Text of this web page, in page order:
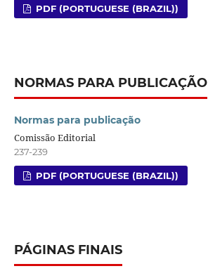
PDF (PORTUGUESE (BRAZIL))
NORMAS PARA PUBLICAÇÃO
Normas para publicação
Comissão Editorial
237-239
PDF (PORTUGUESE (BRAZIL))
PÁGINAS FINAIS